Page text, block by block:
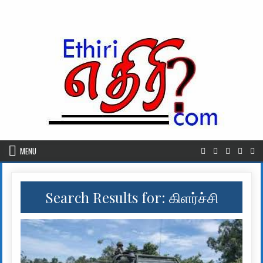
MENU
Search Results for: கிளர்ச்சி